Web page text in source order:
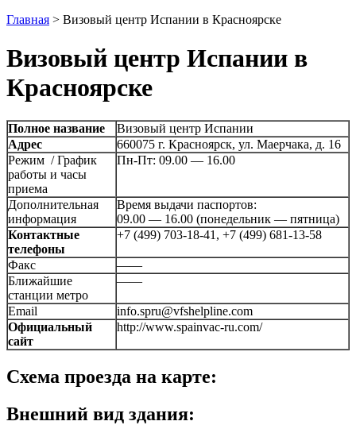
Главная > Визовый центр Испании в Красноярске
Визовый центр Испании в
Красноярске
Полное название
Визовый центр Испании
Адрес
660075 г. Красноярск, ул. Маерчака, д. 16
Режим / График
работы и часы
приема
Пн-Пт: 09.00 — 16.00
Дополнительная
информация
Время выдачи паспортов:
09.00 — 16.00 (понедельник — пятница)
Контактные
телефоны
+7 (499) 703-18-41, +7 (499) 681-13-58
Факс
——
Ближайшие
станции метро
——
Email
info.spru@vfshelpline.com
Официальный
сайт
http://www.spainvac-ru.com/
Схема проезда на карте:
Внешний вид здания: